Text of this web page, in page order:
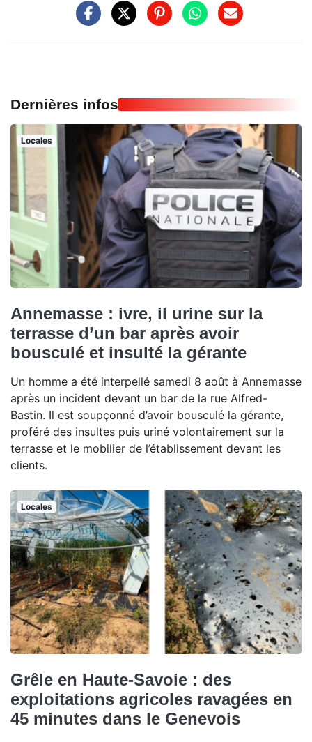
Dernières infos
Locales
Annemasse : ivre, il urine sur la
terrasse d’un bar après avoir
bousculé et insulté la gérante
Un homme a été interpellé samedi 8 août à Annemasse
après un incident devant un bar de la rue Alfred-
Bastin. Il est soupçonné d’avoir bousculé la gérante,
proféré des insultes puis uriné volontairement sur la
terrasse et le mobilier de l’établissement devant les
clients.
Locales
Grêle en Haute-Savoie : des
exploitations agricoles ravagées en
45 minutes dans le Genevois